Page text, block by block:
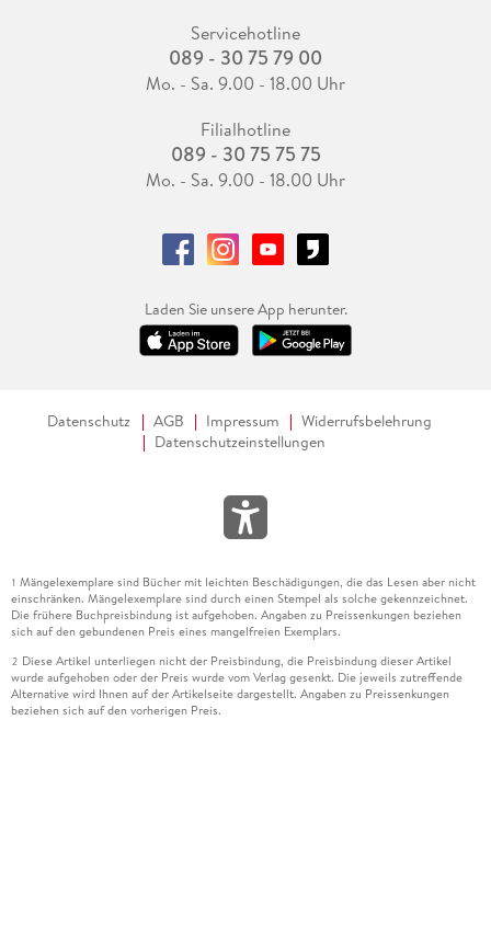
Servicehotline
089 - 30 75 79 00
Mo. - Sa. 9.00 - 18.00 Uhr
Filialhotline
089 - 30 75 75 75
Mo. - Sa. 9.00 - 18.00 Uhr
Laden Sie unsere App herunter.
Datenschutz AGB Impressum
Widerrufsbelehrung
Datenschutzeinstellungen
1 Mängelexemplare sind Bücher mit leichten Beschädigungen, die das Lesen aber nicht
einschränken. Mängelexemplare sind durch einen Stempel als solche gekennzeichnet.
Die frühere Buchpreisbindung ist aufgehoben. Angaben zu Preissenkungen beziehen
sich auf den gebundenen Preis eines mangelfreien Exemplars.
2 Diese Artikel unterliegen nicht der Preisbindung, die Preisbindung dieser Artikel
wurde aufgehoben oder der Preis wurde vom Verlag gesenkt. Die jeweils zutreffende
Alternative wird Ihnen auf der Artikelseite dargestellt. Angaben zu Preissenkungen
beziehen sich auf den vorherigen Preis.